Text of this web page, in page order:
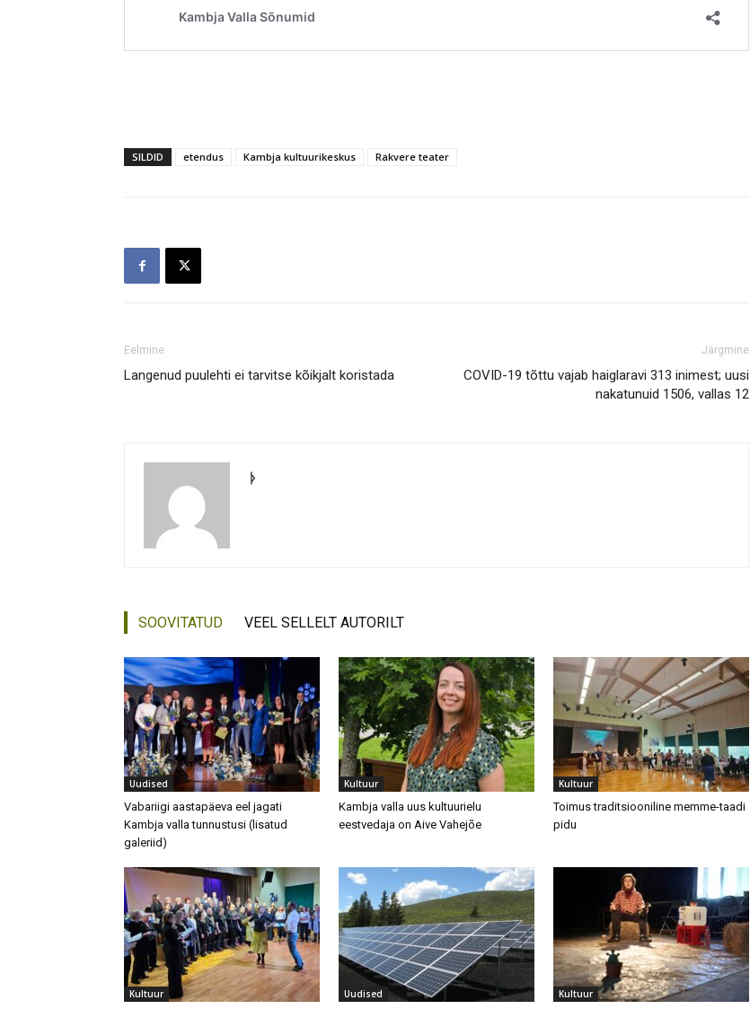
SILDID etendus Kambja kultuurikeskus Rakvere teater
Eelmine
Langenud puulehti ei tarvitse kõikjalt koristada
Järgmine
COVID-19 tõttu vajab haiglaravi 313 inimest; uusi
nakatunuid 1506, vallas 12
ᚦ
SOOVITATUD VEEL SELLELT AUTORILT
Uudised
Vabariigi aastapäeva eel jagati
Kambja valla tunnustusi (lisatud
galeriid)
Kultuur
Kambja valla uus kultuurielu
eestvedaja on Aive Vahejõe
Kultuur
Toimus traditsiooniline memme-taadi
pidu
Kultuur Uudised Kultuur